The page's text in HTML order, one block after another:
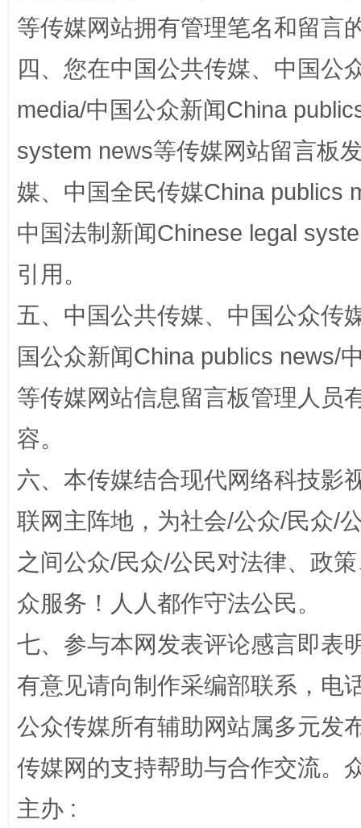
漫山遍野的桃花与雪山、麦地、白藏房 除
招工难、用工荒背后
这是一记警钟！ 谢
等传媒网站拥有管理笔名和留言
四、您在中国公共传媒、中国公
media/中国公众新闻China
system news等传媒网站留言板
媒、中国全民传媒China publics
中国法制新闻Chinese legal
引用。
五、中国公共传媒、中国公众传
国公众新闻China publics news/
等传媒网站信息留言板管理人员
容。
六、本传媒结合现代网络科技影
联网主阵地，为社会/公众/民众/
之间公众/民众/公民对法律、政
众服务！人人都作守法公民。
七、参与本网发表评论感言即表
有意见请向制作采编部联系，电
公众传媒所有辅助网站属多元发
传媒网的支持帮助与合作交流。
主办 :